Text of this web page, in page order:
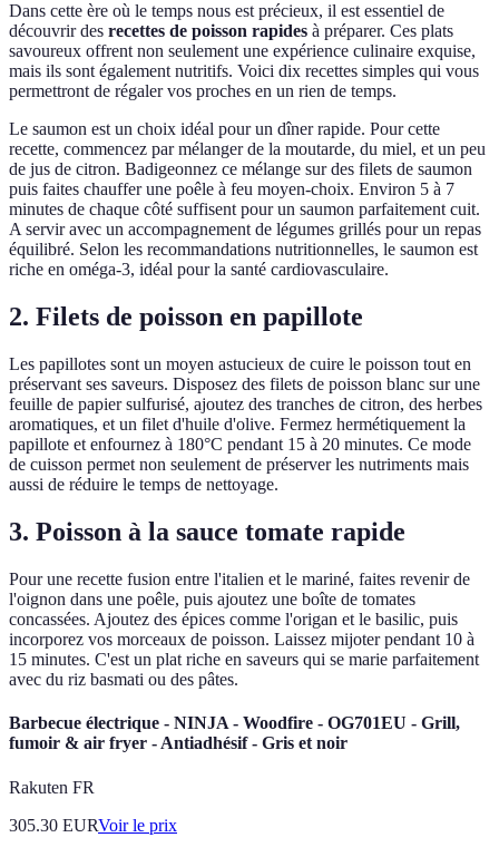
Dans cette ère où le temps nous est précieux, il est essentiel de
découvrir des recettes de poisson rapides à préparer. Ces plats
savoureux offrent non seulement une expérience culinaire exquise,
mais ils sont également nutritifs. Voici dix recettes simples qui vous
permettront de régaler vos proches en un rien de temps.
Le saumon est un choix idéal pour un dîner rapide. Pour cette
recette, commencez par mélanger de la moutarde, du miel, et un peu
de jus de citron. Badigeonnez ce mélange sur des filets de saumon
puis faites chauffer une poêle à feu moyen-choix. Environ 5 à 7
minutes de chaque côté suffisent pour un saumon parfaitement cuit.
A servir avec un accompagnement de légumes grillés pour un repas
équilibré. Selon les recommandations nutritionnelles, le saumon est
riche en oméga-3, idéal pour la santé cardiovasculaire.
2. Filets de poisson en papillote
Les papillotes sont un moyen astucieux de cuire le poisson tout en
préservant ses saveurs. Disposez des filets de poisson blanc sur une
feuille de papier sulfurisé, ajoutez des tranches de citron, des herbes
aromatiques, et un filet d'huile d'olive. Fermez hermétiquement la
papillote et enfournez à 180°C pendant 15 à 20 minutes. Ce mode
de cuisson permet non seulement de préserver les nutriments mais
aussi de réduire le temps de nettoyage.
3. Poisson à la sauce tomate rapide
Pour une recette fusion entre l'italien et le mariné, faites revenir de
l'oignon dans une poêle, puis ajoutez une boîte de tomates
concassées. Ajoutez des épices comme l'origan et le basilic, puis
incorporez vos morceaux de poisson. Laissez mijoter pendant 10 à
15 minutes. C'est un plat riche en saveurs qui se marie parfaitement
avec du riz basmati ou des pâtes.
Barbecue électrique - NINJA - Woodfire - OG701EU - Grill,
fumoir & air fryer - Antiadhésif - Gris et noir
Rakuten FR
305.30 EURVoir le prix